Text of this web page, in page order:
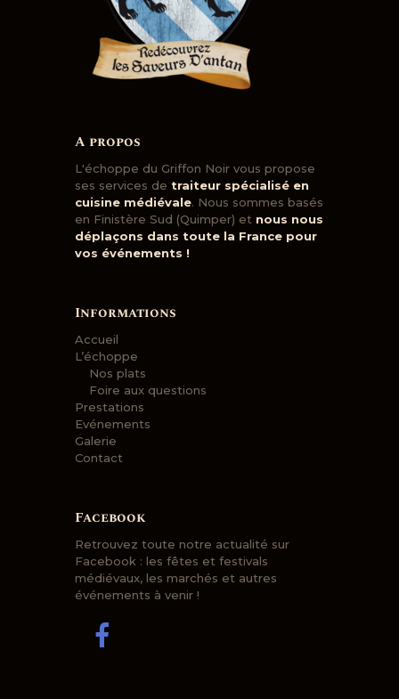
A propos
L'échoppe du Griffon Noir vous propose
ses services de traiteur spécialisé en
cuisine médiévale. Nous sommes basés
en Finistère Sud (Quimper) et nous nous
déplaçons dans toute la France pour
vos événements !
Informations
Accueil
L’échoppe
Nos plats
Foire aux questions
Prestations
Evénements
Galerie
Contact
Facebook
Retrouvez toute notre actualité sur
Facebook : les fêtes et festivals
médiévaux, les marchés et autres
événements à venir !